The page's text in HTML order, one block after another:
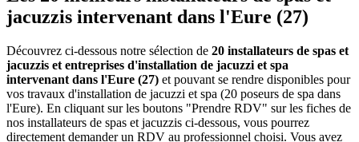
jacuzzis intervenant dans l'Eure (27)
Découvrez ci-dessous notre sélection de 20 installateurs de spas et
jacuzzis et entreprises d'installation de jacuzzi et spa
intervenant dans l'Eure (27) et pouvant se rendre disponibles pour
vos travaux d'installation de jacuzzi et spa (20 poseurs de spa dans
l'Eure). En cliquant sur les boutons "Prendre RDV" sur les fiches de
nos installateurs de spas et jacuzzis ci-dessous, vous pourrez
directement demander un RDV au professionnel choisi. Vous avez